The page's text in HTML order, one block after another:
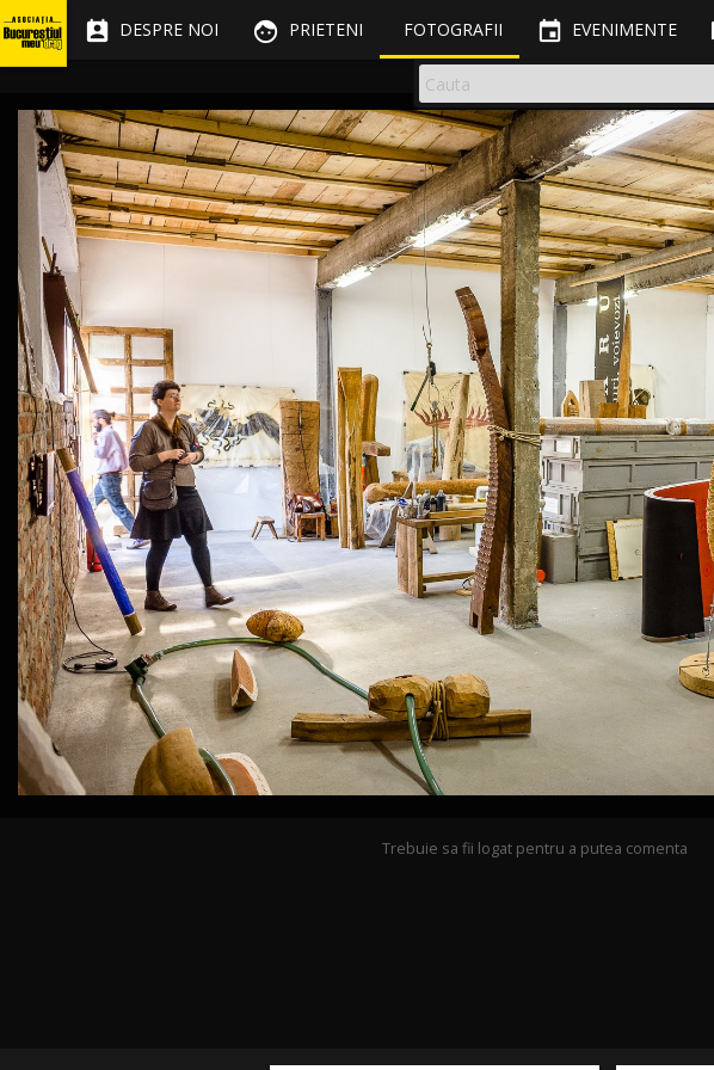
 DESPRE NOI  PRIETENI FOTOGRAFII  EVENIMENTE
Trebuie sa fii logat pentru a putea comenta